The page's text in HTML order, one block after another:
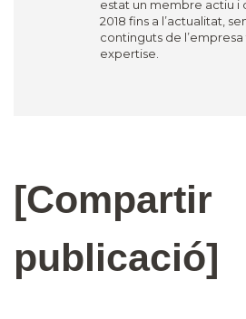
estat un membre actiu i
2018 fins a l’actualitat,
continguts de l’empresa
expertise.
[Compartir
publicació]